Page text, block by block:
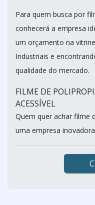
Para quem busca por
conhecerá a empresa
um orçamento na
Industriais e
qualidade do mercado.
FILME DE
ACESSÍVEL
Quem quer achar filme
uma empresa